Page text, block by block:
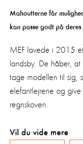
Mahoutterne får
kan passe godt på deres
MEF lavede i 2015
landsby. De håber,
tage modellen til sig,
elefantlejrene og
regnskoven.
Vil du vide mere